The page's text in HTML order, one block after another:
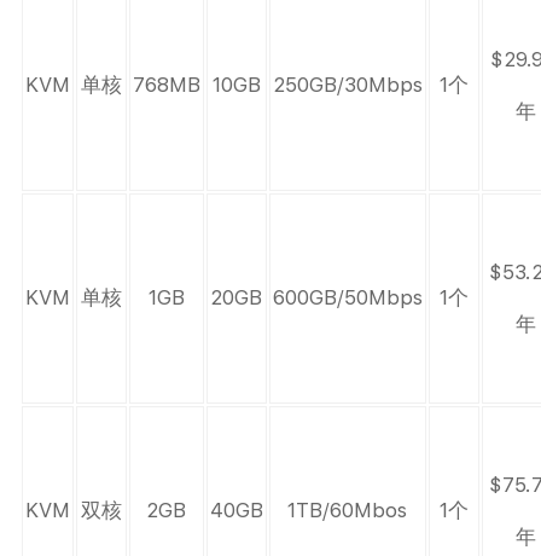
KVM 单核 768MB 10GB 250GB/30Mbps 1个
年
KVM 单核 1GB 20GB 600GB/50Mbps 1个
年
KVM 双核 2GB 40GB 1TB/60Mbos 1个
年